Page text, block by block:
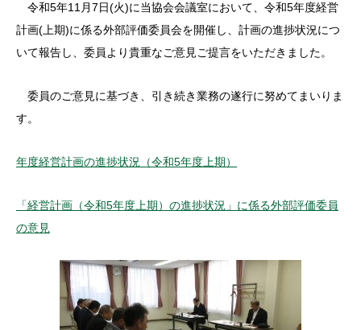
令和5年11月7日(火)に当協会会議室において、令和5年度経営
計画(上期)に係る外部評価委員会を開催し、計画の進捗状況につ
いて報告し、委員より貴重なご意見ご提言をいただきました。
委員のご意見に基づき、引き続き業務の遂行に努めてまいりま
す。
年度経営計画の進捗状況（令和5年度上期）
「経営計画（令和5年度上期）の進捗状況」に係る外部評価委員
の意見